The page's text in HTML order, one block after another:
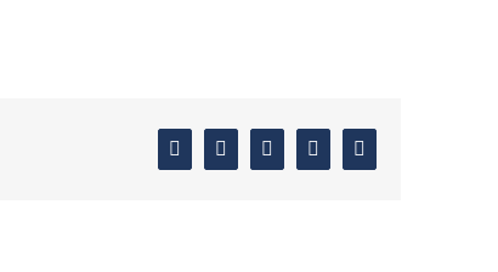
FacebookTwitter LinkedinGoogle+